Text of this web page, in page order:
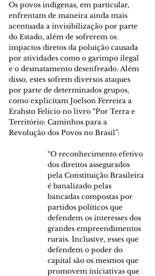
Os povos indígenas, em particular,
enfrentam de maneira ainda mais
acentuada a invisibilização por parte
do Estado, além de sofrerem os
impactos diretos da poluição causada
por atividades como o garimpo ilegal
e o desmatamento desenfreado. Além
disso, estes sofrem diversos ataques
por parte de determinados grupos,
como explicitam Joelson Ferreira a
Erahsto Felício no livro “Por Terra e
Território: Caminhos para a
Revolução dos Povos no Brasil”:
“O reconhecimento efetivo
dos direitos assegurados
pela Constituição Brasileira
é banalizado pelas
bancadas compostas por
partidos políticos que
defendem os interesses dos
grandes empreendimentos
rurais. Inclusive, esses que
defendem o poder do
capital são os mesmos que
promovem iniciativas que